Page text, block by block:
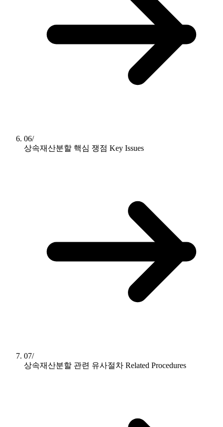
06/
상속재산분할 핵심 쟁점 Key Issues
07/
상속재산분할 관련 유사절차 Related Procedures